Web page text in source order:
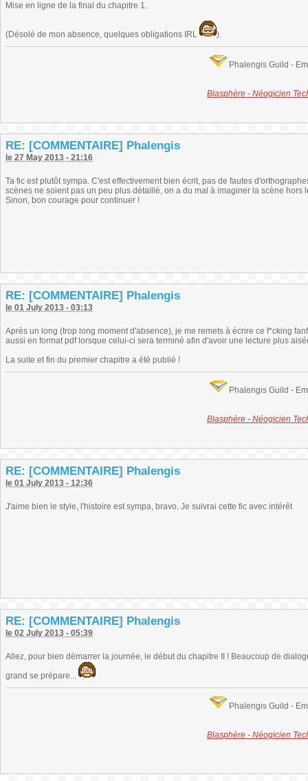
Mise en ligne de la final du chapitre 1.
(Désolé de mon absence, quelques obligations IRL ).
Phalengis Guild -
Blasphère - Néogicien
RE: [COMMENTAIRE] Phalengis
le 27 May 2013 - 21:16
Ta fic est plutôt sympa. C'est effectivement bien écrit, pas de fautes
scènes ne soient pas un peu plus détaillé, on a du mal à imaginer la scène hors
Sinon, bon courage pour continuer !
RE: [COMMENTAIRE] Phalengis
le 01 July 2013 - 03:13
Après un long (trop long moment d'absence), je me remets à écrire ce f*cking
aussi en format pdf lorsque celui-ci sera terminé afin d'avoir une lecture plus
La suite et fin du premier chapitre a été publié !
Phalengis Guild -
Blasphère - Néogicien
RE: [COMMENTAIRE] Phalengis
le 01 July 2013 - 12:36
J'aime bien le style, l'histoire est sympa, bravo. Je suivrai cette fic avec intérêt
RE: [COMMENTAIRE] Phalengis
le 02 July 2013 - 05:39
Allez, pour bien démarrer la journée, le début du chapitre II ! Beaucoup de
grand se prépare...
Phalengis Guild -
Blasphère - Néogicien